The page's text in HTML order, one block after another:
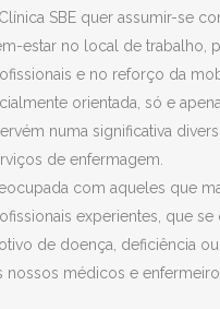
SBE quer assumir-se
estar no local de trabalho,
e no reforço da
orientada, só e
numa significativa
de enfermagem.
com aqueles que
experientes, que
de doença, deficiência
nossos médicos e